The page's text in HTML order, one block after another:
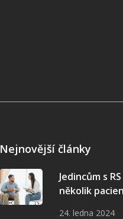
Nejnovější články
Jedincům s
několik
24. ledna 2024